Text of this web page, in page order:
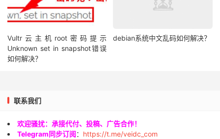
Vultr云主机root密码提示
Unknown set in snapshot错误
如何解决？
debian系统中文乱码如何解决？
联系我们
欢迎骚扰：承接代付、投稿、广告合作！
Telegram同步订阅： https://t.me/veidc_com